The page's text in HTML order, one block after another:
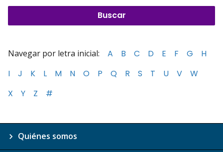
Navegar por letra inicial: A B C D E F G
H
I
J K L M N O P Q R S T U V
W
X
Y Z #
Quiénes somos